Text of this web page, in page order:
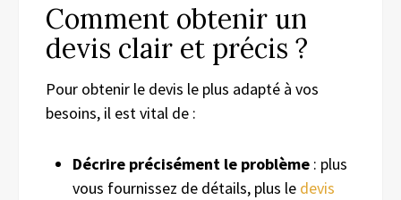
Comment obtenir un
devis clair et précis ?
Pour obtenir le devis le plus adapté à vos
besoins, il est vital de :
Décrire précisément le problème : plus
vous fournissez de détails, plus le devis